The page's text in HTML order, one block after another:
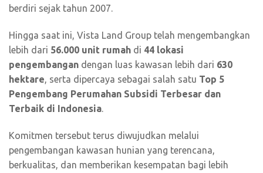
berdiri sejak tahun 2007.
Hingga saat ini, Vista Land Group telah mengembangkan
lebih dari 56.000 unit rumah di 44 lokasi
pengembangan dengan luas kawasan lebih dari 630
hektare, serta dipercaya sebagai salah satu Top 5
Pengembang Perumahan Subsidi Terbesar dan
Terbaik di Indonesia.
Komitmen tersebut terus diwujudkan melalui
pengembangan kawasan hunian yang terencana,
berkualitas, dan memberikan kesempatan bagi lebih